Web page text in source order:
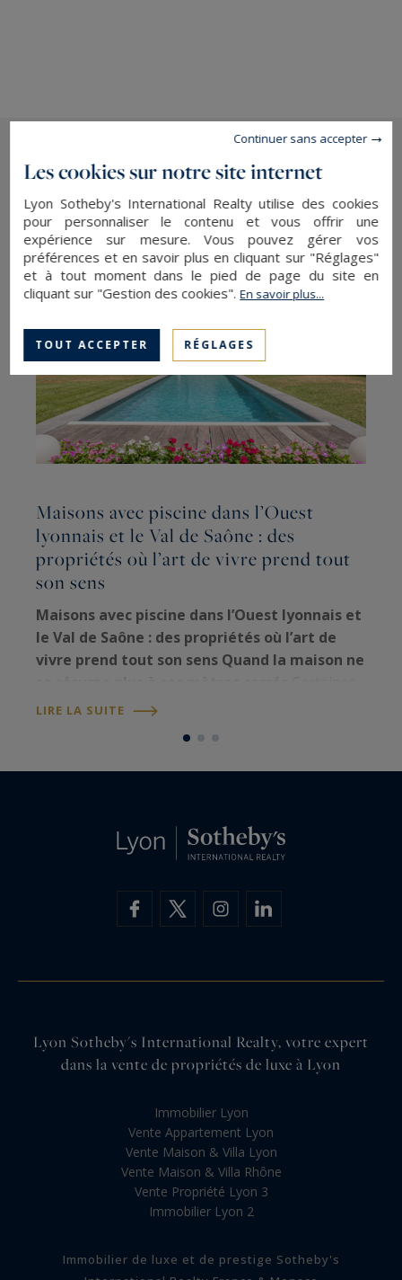
Les dernières actualités
Maisons avec piscine dans l’Ouest
lyonnais et le Val de Saône : des
propriétés où l’art de vivre prend tout
son sens
Maisons avec piscine dans l’Ouest lyonnais et
le Val de Saône : des propriétés où l’art de
vivre prend tout son sens Quand la maison ne
propriétés procurent une sensation particulière
LIRE LA SUITE
Lyon Sotheby's International Realty, votre expert
dans la vente de propriétés de luxe à Lyon
Immobilier Lyon
Vente Appartement Lyon
Vente Maison & Villa Lyon
Vente Maison & Villa Rhône
Vente Propriété Lyon 3
Immobilier Lyon 2
Immobilier de luxe et de prestige Sotheby's
Les cookies sur notre site internet
Lyon Sotheby's International Realty utilise des cookies
pour personnaliser le contenu et vous offrir une
expérience sur mesure. Vous pouvez gérer vos
préférences et en savoir plus en cliquant sur "Réglages"
et à tout moment dans le pied de page du site en
cliquant sur "Gestion des cookies".En savoir plus...
TOUT ACCEPTER RÉGLAGES
Continuer sans accepter